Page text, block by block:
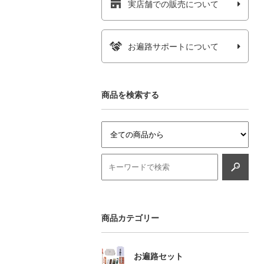
実店舗での販売について
お遍路サポートについて
商品を検索する
商品カテゴリー
お遍路セット